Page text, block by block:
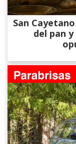
San
del pan